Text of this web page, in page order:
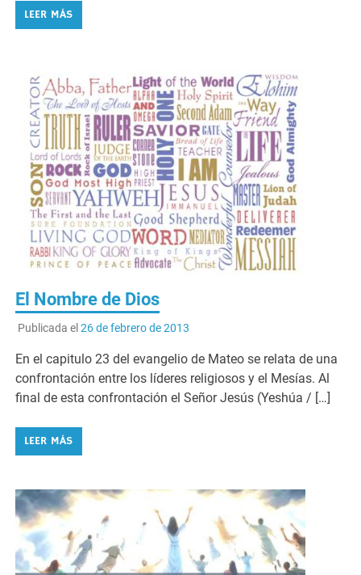
LEER MÁS
El Nombre de Dios
Publicada el 26 de febrero de 2013
En el capitulo 23 del evangelio de Mateo se relata de una
confrontación entre los líderes religiosos y el Mesías. Al
final de esta confrontación el Señor Jesús (Yeshúa / […]
LEER MÁS